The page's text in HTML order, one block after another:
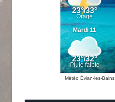
Météo Évian-les-Bains